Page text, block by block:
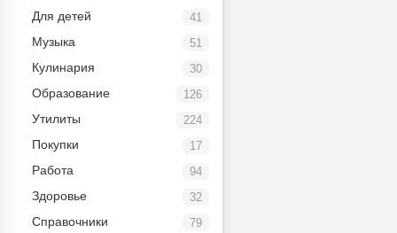
41
Для детей
51
Музыка
30
Кулинария
126
Образование
224
Утилиты
17
Покупки
94
Работа
32
Здоровье
79
Справочники